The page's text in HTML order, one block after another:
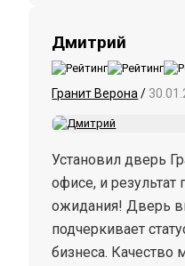
Дмитрий
Гранит Верона /
Установил дверь
офисе, и
ожидания! Дверь
подчеркивает
бизнеса. Качество